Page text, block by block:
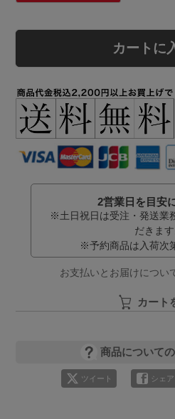
カートに
2営業日を目安
※土日祝日は受注・発送業
だきます
※予約商品は入荷次
お支払いとお届けについ
カート
商品について
ツイート シェア